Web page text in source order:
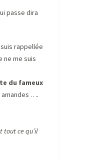
passe dira
rappellée
ne me suis
du fameux
amandes ….
tout ce qu’il